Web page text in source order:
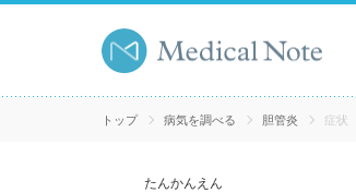
トップ 病気を調べる 胆管炎 症状
たんかんえん